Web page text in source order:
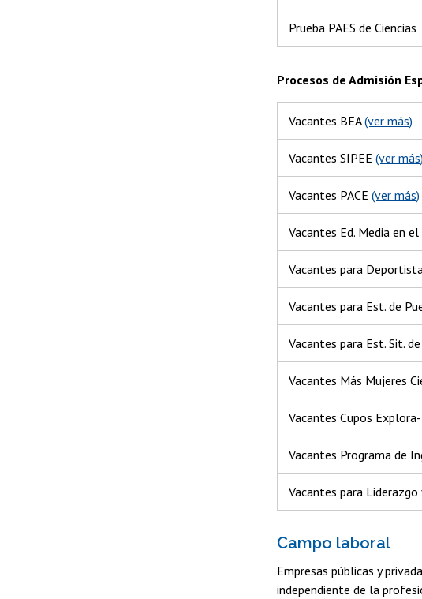
Prueba PAES de Ciencias
Procesos de Admisión
Vacantes BEA(ver más)
Vacantes SIPEE (ver más)
Vacantes PACE (ver más)
Vacantes Ed. Media en
Vacantes para
Vacantes para Est. de
Vacantes para Est. Sit.
Vacantes Más Mujeres
Vacantes Cupos Explora-
Vacantes Programa de
Vacantes para
Campo laboral
Empresas públicas y
independiente de la